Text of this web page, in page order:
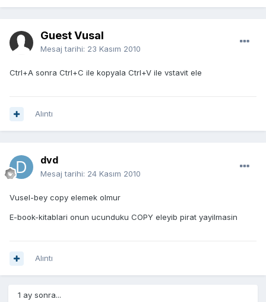
Guest Vusal
Mesaj tarihi: 23 Kasım 2010
Ctrl+A sonra Ctrl+C ile kopyala Ctrl+V ile vstavit ele
Alıntı
dvd
Mesaj tarihi: 24 Kasım 2010
Vusel-bey copy elemek olmur
E-book-kitablari onun ucunduku COPY eleyib pirat yayilmasin
Alıntı
1 ay sonra...